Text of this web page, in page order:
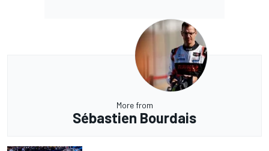
More from
Sébastien Bourdais